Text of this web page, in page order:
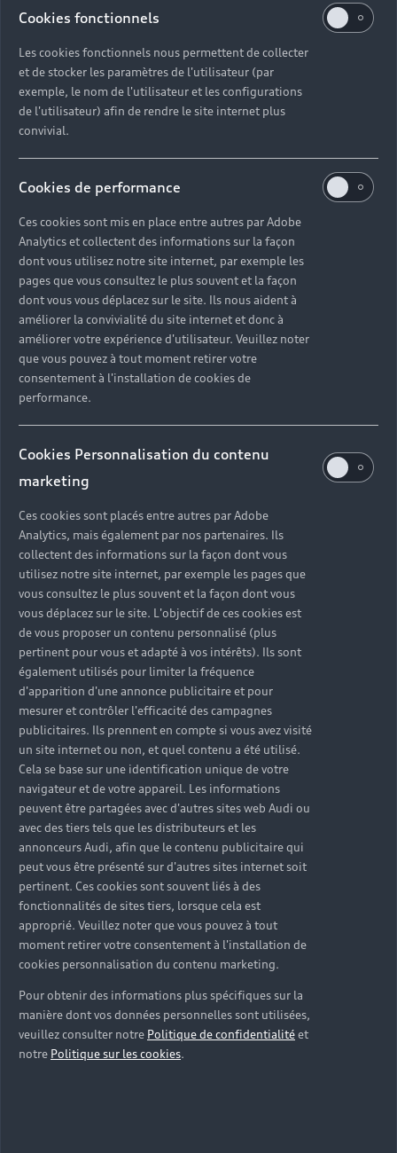
Cookies fonctionnels
Les cookies fonctionnels nous permettent de collecter
et de stocker les paramètres de l'utilisateur (par
exemple, le nom de l'utilisateur et les configurations
de l'utilisateur) afin de rendre le site internet plus
convivial.
Cookies de performance
Ces cookies sont mis en place entre autres par Adobe
Analytics et collectent des informations sur la façon
dont vous utilisez notre site internet, par exemple les
pages que vous consultez le plus souvent et la façon
dont vous vous déplacez sur le site. Ils nous aident à
améliorer la convivialité du site internet et donc à
améliorer votre expérience d'utilisateur. Veuillez noter
que vous pouvez à tout moment retirer votre
consentement à l'installation de cookies de
performance.
Cookies Personnalisation du contenu
marketing
Ces cookies sont placés entre autres par Adobe
Analytics, mais également par nos partenaires. Ils
collectent des informations sur la façon dont vous
utilisez notre site internet, par exemple les pages que
vous consultez le plus souvent et la façon dont vous
vous déplacez sur le site. L'objectif de ces cookies est
de vous proposer un contenu personnalisé (plus
pertinent pour vous et adapté à vos intérêts). Ils sont
également utilisés pour limiter la fréquence
d'apparition d'une annonce publicitaire et pour
mesurer et contrôler l'efficacité des campagnes
publicitaires. Ils prennent en compte si vous avez visité
un site internet ou non, et quel contenu a été utilisé.
Cela se base sur une identification unique de votre
navigateur et de votre appareil. Les informations
peuvent être partagées avec d'autres sites web Audi ou
avec des tiers tels que les distributeurs et les
annonceurs Audi, afin que le contenu publicitaire qui
peut vous être présenté sur d'autres sites internet soit
pertinent. Ces cookies sont souvent liés à des
fonctionnalités de sites tiers, lorsque cela est
approprié. Veuillez noter que vous pouvez à tout
moment retirer votre consentement à l'installation de
cookies personnalisation du contenu marketing.
Pour obtenir des informations plus spécifiques sur la
manière dont vos données personnelles sont utilisées,
veuillez consulter notre Politique de confidentialitéet
notre Politique sur les cookies.